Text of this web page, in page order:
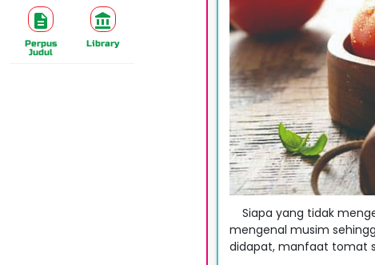
Perpus
Judul
Library
Siapa yang tidak
mengenal musim
didapat, manfaat tomat